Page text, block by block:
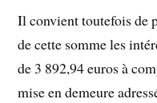
Il convient toutefois de
de cette somme les
de 3 892,94 euros à
mise en demeure